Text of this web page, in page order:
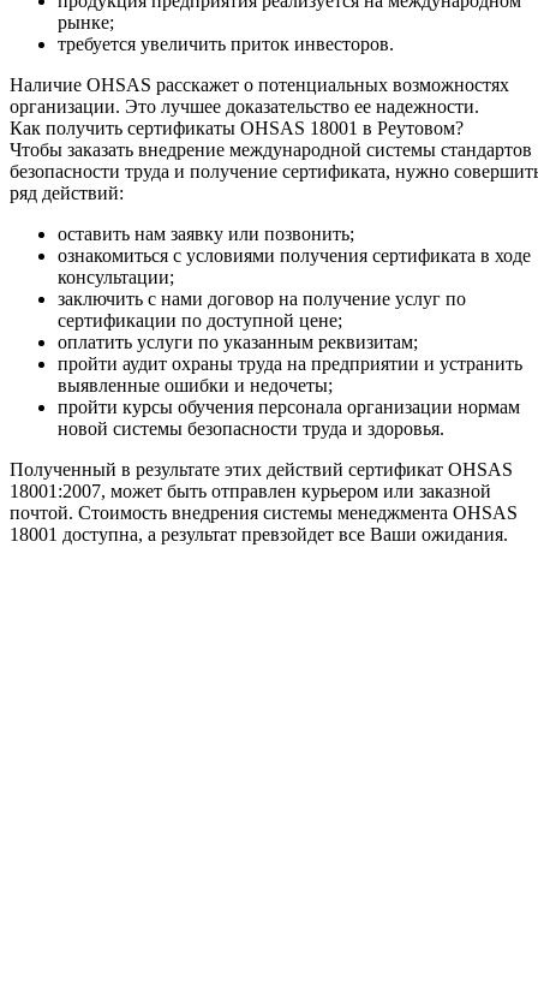
рынке;
требуется увеличить приток инвесторов.
Наличие OHSAS расскажет о потенциальных возможностях
организации. Это лучшее доказательство ее надежности.
Как получить сертификаты OHSAS 18001 в Реутовом?
Чтобы заказать внедрение международной системы стандартов
безопасности труда и получение сертификата, нужно
ряд действий:
оставить нам заявку или позвонить;
ознакомиться с условиями получения сертификата в ходе
консультации;
заключить с нами договор на получение услуг по
сертификации по доступной цене;
оплатить услуги по указанным реквизитам;
пройти аудит охраны труда на предприятии и устранить
выявленные ошибки и недочеты;
пройти курсы обучения персонала организации нормам
новой системы безопасности труда и здоровья.
Полученный в результате этих действий сертификат OHSAS
18001:2007, может быть отправлен курьером или заказной
почтой. Стоимость внедрения системы менеджмента OHSAS
18001 доступна, а результат превзойдет все Ваши ожидания.